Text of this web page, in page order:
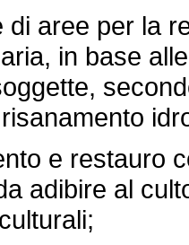
aree per la
in base
e restauro
adibire al